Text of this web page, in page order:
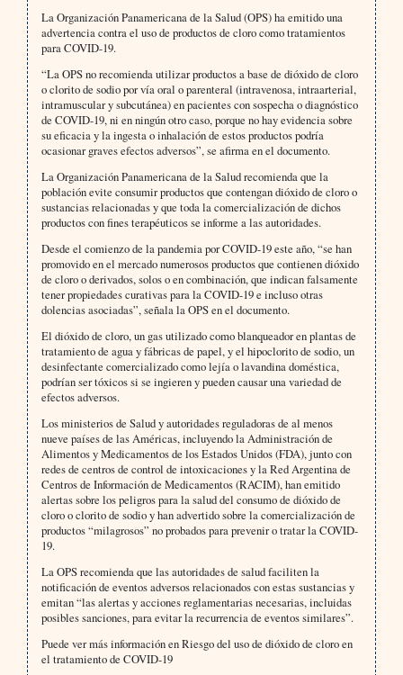
La Organización Panamericana de la Salud (OPS) ha emitido una
advertencia contra el uso de productos de cloro como tratamientos
para COVID-19.
“La OPS no recomienda utilizar productos a base de dióxido de cloro
o clorito de sodio por vía oral o parenteral (intravenosa, intraarterial,
intramuscular y subcutánea) en pacientes con sospecha o diagnóstico
de COVID-19, ni en ningún otro caso, porque no hay evidencia sobre
su eficacia y la ingesta o inhalación de estos productos podría
ocasionar graves efectos adversos”, se afirma en el documento.
La Organización Panamericana de la Salud recomienda que la
población evite consumir productos que contengan dióxido de cloro o
sustancias relacionadas y que toda la comercialización de dichos
productos con fines terapéuticos se informe a las autoridades.
Desde el comienzo de la pandemia por COVID-19 este año, “se han
promovido en el mercado numerosos productos que contienen dióxido
de cloro o derivados, solos o en combinación, que indican falsamente
tener propiedades curativas para la COVID-19 e incluso otras
dolencias asociadas”, señala la OPS en el documento.
El dióxido de cloro, un gas utilizado como blanqueador en plantas de
tratamiento de agua y fábricas de papel, y el hipoclorito de sodio, un
desinfectante comercializado como lejía o lavandina doméstica,
podrían ser tóxicos si se ingieren y pueden causar una variedad de
efectos adversos.
Los ministerios de Salud y autoridades reguladoras de al menos
nueve países de las Américas, incluyendo la Administración de
Alimentos y Medicamentos de los Estados Unidos (FDA), junto con
redes de centros de control de intoxicaciones y la Red Argentina de
Centros de Información de Medicamentos (RACIM), han emitido
alertas sobre los peligros para la salud del consumo de dióxido de
cloro o clorito de sodio y han advertido sobre la comercialización de
productos “milagrosos” no probados para prevenir o tratar la COVID-
19.
La OPS recomienda que las autoridades de salud faciliten la
notificación de eventos adversos relacionados con estas sustancias y
emitan “las alertas y acciones reglamentarias necesarias, incluidas
posibles sanciones, para evitar la recurrencia de eventos similares”.
Puede ver más información en Riesgo del uso de dióxido de cloro en
el tratamiento de COVID-19